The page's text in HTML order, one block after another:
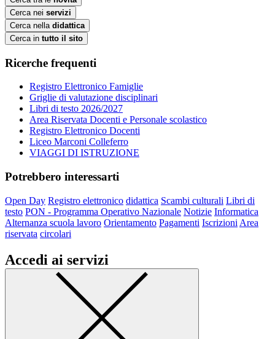
Cerca nei servizi
Cerca nella didattica
Cerca in tutto il sito
Ricerche frequenti
Registro Elettronico Famiglie
Griglie di valutazione disciplinari
Libri di testo 2026/2027
Area Riservata Docenti e Personale scolastico
Registro Elettronico Docenti
Liceo Marconi Colleferro
VIAGGI DI ISTRUZIONE
Potrebbero interessarti
Open Day Registro elettronico didattica Scambi culturali Libri di
testo PON - Programma Operativo Nazionale Notizie Informatica
Alternanza scuola lavoro Orientamento Pagamenti Iscrizioni Area
riservata circolari
Accedi ai servizi